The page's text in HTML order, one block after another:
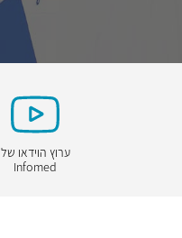
ערוץ הוידאו של
Infomed